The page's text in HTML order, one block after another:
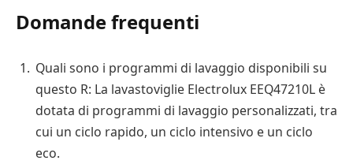
Domande frequenti
Quali sono i programmi di lavaggio disponibili su
questo R: La lavastoviglie Electrolux EEQ47210L è
dotata di programmi di lavaggio personalizzati, tra
cui un ciclo rapido, un ciclo intensivo e un ciclo
eco.